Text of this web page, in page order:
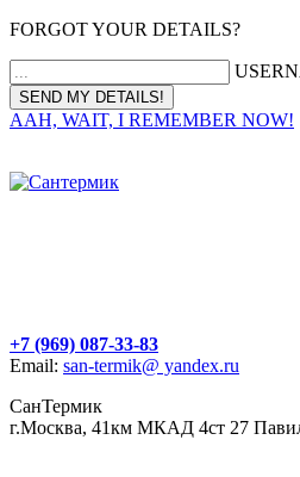
FORGOT YOUR DETAILS?
AAH, WAIT, I REMEMBER NOW!
+7 (969) 087-33-83
Email: san-termik@ yandex.ru
СанТермик
г.Москва, 41км МКАД 4ст 27